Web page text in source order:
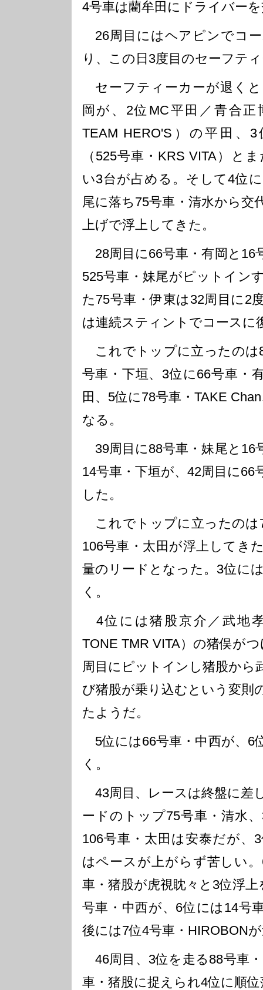
4号車は藺牟田にドライバー
26周目にはヘアピンでコ
り、この日3度目のセーフテ
セーフティーカーが退く
岡が、2位MC平田／青合正
TEAM HERO'S）の平田、
（525号車・KRS VITA）と
い3台が占める。そして4位
尾に落ち75号車・清水から交
上げで浮上してきた。
28周目に66号車・有岡と16
525号車・妹尾がピットイン
た75号車・伊東は32周目に2
は連続スティントでコースに
これでトップに立ったのは
号車・下垣、3位に66号車・
田、5位に78号車・TAKE
なる。
39周目に88号車・妹尾と16
14号車・下垣が、42周目に66
した。
これでトップに立ったのは
106号車・太田が浮上してき
量のリードとなった。3位に
く。
4位には猪股京介／武地
TONE TMR VITA）の猪俣が
周目にピットインし猪股から
び猪股が乗り込むという変則
たようだ。
5位には66号車・中西が、6
く。
43周目、レースは終盤に差
ードのトップ75号車・清水
106号車・太田は安泰だが、
はペースが上がらず苦しい
車・猪股が虎視眈々と3位浮
号車・中西が、6位には14号
後には7位4号車・HIROBON
46周目、3位を走る88号車
車・猪股に捉えられ4位に順